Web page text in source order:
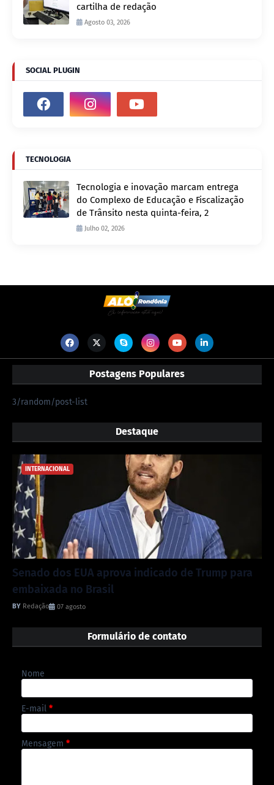
cartilha de redação
Agosto 03, 2026
SOCIAL PLUGIN
TECNOLOGIA
Tecnologia e inovação marcam entrega
do Complexo de Educação e Fiscalização
de Trânsito nesta quinta-feira, 2
Julho 02, 2026
Postagens Populares
3/random/post-list
Destaque
INTERNACIONAL
Senado dos EUA aprova indicado de Trump para
embaixada no Brasil
Redação 07 agosto
Formulário de contato
Nome
E-mail *
Mensagem *